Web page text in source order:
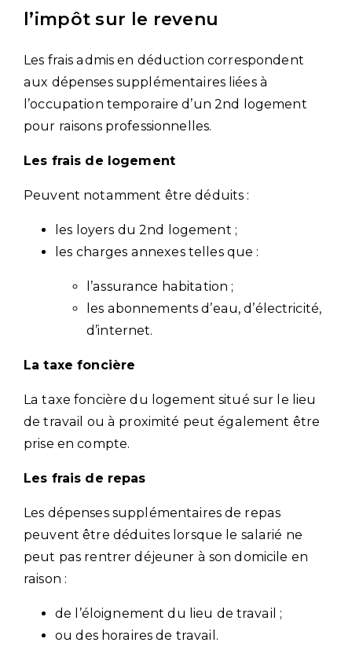
l’impôt sur le revenu
Les frais admis en déduction correspondent
aux dépenses supplémentaires liées à
l’occupation temporaire d’un 2nd logement
pour raisons professionnelles.
Les frais de logement
Peuvent notamment être déduits :
les loyers du 2nd logement ;
les charges annexes telles que :
l’assurance habitation ;
les abonnements d’eau, d’électricité,
d’internet.
La taxe foncière
La taxe foncière du logement situé sur le lieu
de travail ou à proximité peut également être
prise en compte.
Les frais de repas
Les dépenses supplémentaires de repas
peuvent être déduites lorsque le salarié ne
peut pas rentrer déjeuner à son domicile en
raison :
de l’éloignement du lieu de travail ;
ou des horaires de travail.